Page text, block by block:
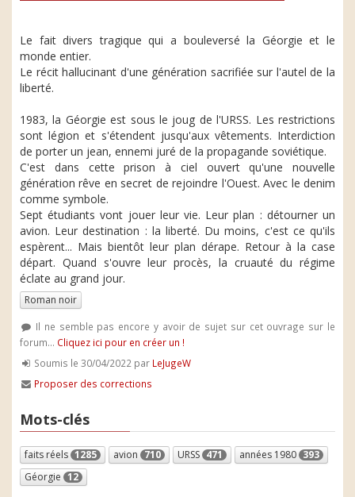
Le fait divers tragique qui a bouleversé la Géorgie et le
monde entier.
Le récit hallucinant d'une génération sacrifiée sur l'autel de la
liberté.
1983, la Géorgie est sous le joug de l'URSS. Les restrictions
sont légion et s'étendent jusqu'aux vêtements. Interdiction
de porter un jean, ennemi juré de la propagande soviétique.
C'est dans cette prison à ciel ouvert qu'une nouvelle
génération rêve en secret de rejoindre l'Ouest. Avec le denim
comme symbole.
Sept étudiants vont jouer leur vie. Leur plan : détourner un
avion. Leur destination : la liberté. Du moins, c'est ce qu'ils
espèrent... Mais bientôt leur plan dérape. Retour à la case
départ. Quand s'ouvre leur procès, la cruauté du régime
éclate au grand jour.
Roman noir
Il ne semble pas encore y avoir de sujet sur cet ouvrage sur le
forum... Cliquez ici pour en créer un !
Soumis le 30/04/2022 par LeJugeW
Proposer des corrections
Mots-clés
faits réels 1285 avion 710 URSS 471 années 1980 393
Géorgie 12